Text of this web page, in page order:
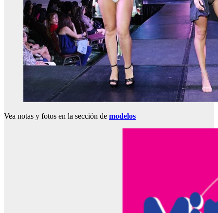
Vea notas y fotos en la sección de modelos